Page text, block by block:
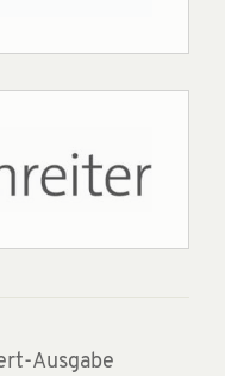
Ausgabe